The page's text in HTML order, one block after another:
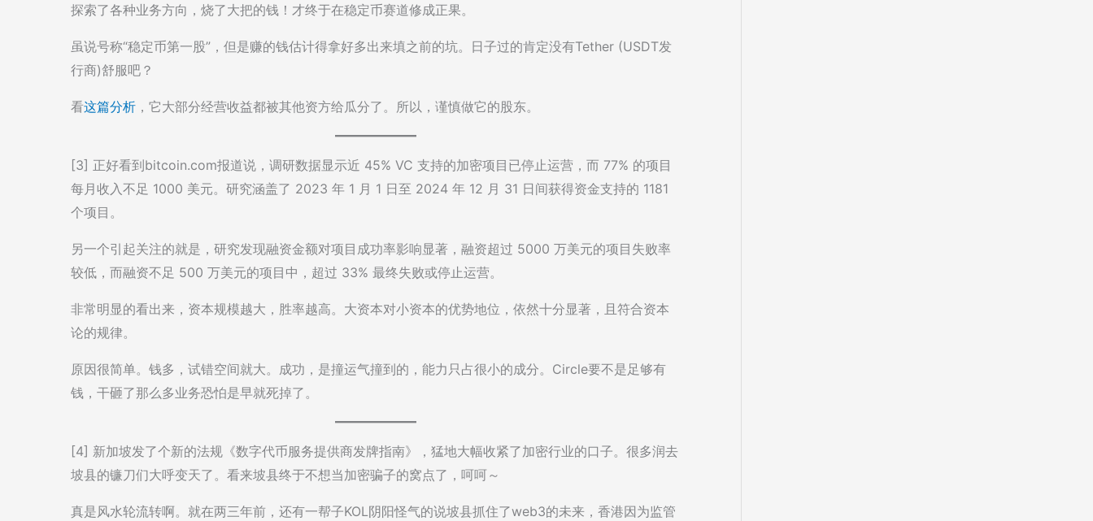
探索了各种业务方向，烧了大把的钱！才终于在稳定币赛道修成正果。
虽说号称“稳定币第一股”，但是赚的钱估计得拿好多出来填之前的坑。日子过的肯定没有Tether (USDT发
行商)舒服吧？
看这篇分析 ，它大部分经营收益都被其他资方给瓜分了。所以，谨慎做它的股东。
[3] 正好看到bitcoin.com报道说，调研数据显示近 45% VC 支持的加密项目已停止运营，而 77% 的项目
每月收入不足 1000 美元。研究涵盖了 2023 年 1 月 1 日至 2024 年 12 月 31 日间获得资金支持的 1181
个项目。
另一个引起关注的就是，研究发现融资金额对项目成功率影响显著，融资超过 5000 万美元的项目失败率
较低，而融资不足 500 万美元的项目中，超过 33% 最终失败或停止运营。
非常明显的看出来，资本规模越大，胜率越高。大资本对小资本的优势地位，依然十分显著，且符合资本
论的规律。
原因很简单。钱多，试错空间就大。成功，是撞运气撞到的，能力只占很小的成分。Circle要不是足够有
钱，干砸了那么多业务恐怕是早就死掉了。
[4] 新加坡发了个新的法规《数字代币服务提供商发牌指南》，猛地大幅收紧了加密行业的口子。很多润去
坡县的镰刀们大呼变天了。看来坡县终于不想当加密骗子的窝点了，呵呵～
真是风水轮流转啊。就在两三年前，还有一帮子KOL阴阳怪气的说坡县抓住了web3的未来，香港因为监管